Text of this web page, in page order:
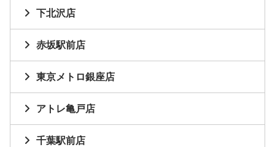
下北沢店
赤坂駅前店
東京メトロ銀座店
アトレ亀戸店
千葉駅前店